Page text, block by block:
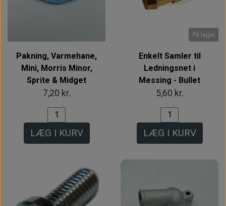
Pakning, Varmehane,
Mini, Morris Minor,
Sprite & Midget
7,20 kr.
LÆG I KURV
På lager
Enkelt Samler til
Ledningsnet i
Messing - Bullet
5,60 kr.
LÆG I KURV